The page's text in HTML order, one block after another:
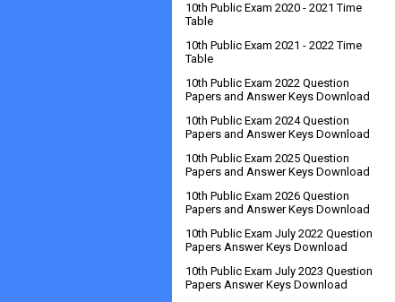
10th Public Exam 2020 - 2021 Time
Table
10th Public Exam 2021 - 2022 Time
Table
10th Public Exam 2022 Question
Papers and Answer Keys Download
10th Public Exam 2024 Question
Papers and Answer Keys Download
10th Public Exam 2025 Question
Papers and Answer Keys Download
10th Public Exam 2026 Question
Papers and Answer Keys Download
10th Public Exam July 2022 Question
Papers Answer Keys Download
10th Public Exam July 2023 Question
Papers Answer Keys Download